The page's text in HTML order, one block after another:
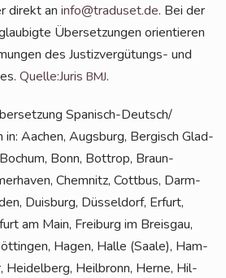
direkt aninfo@traduset.de. Bei der
Über­set­zun­gen ori­en­tie­ren
des Jus­tiz­ver­gü­tungs- und
Quelle:JurisBMJ.
Spa­nisch-Deut­sch/
in: Aachen, Augs­burg, Ber­gisch Glad­
Bonn, Bot­trop, Braun­
Chem­nitz, Cott­bus, Darm­
Duis­burg, Düs­sel­dorf, Erfurt,
am Main, Frei­burg im Breis­gau,
Hagen, Hal­le (Saa­le), Ham­
Hei­del­berg, Heil­bronn, Her­ne, Hil­